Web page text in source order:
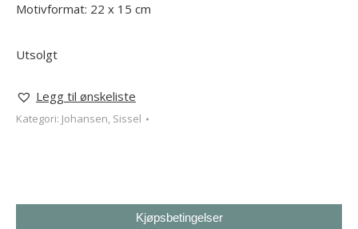
Motivformat: 22 x 15 cm
Utsolgt
Legg til ønskeliste
Kategori: Johansen, Sissel
Kjøpsbetingelser